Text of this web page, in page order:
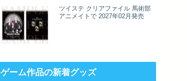
ツイステ クリアファイル 馬術部
アニメイトで 2027年02月発売
ゲーム作品の新着グッズ